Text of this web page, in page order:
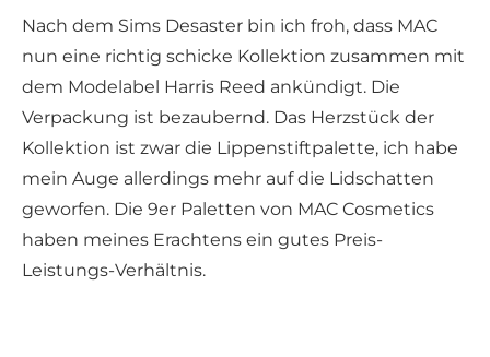
Nach dem Sims Desaster bin ich froh, dass MAC
nun eine richtig schicke Kollektion zusammen mit
dem Modelabel Harris Reed ankündigt. Die
Verpackung ist bezaubernd. Das Herzstück der
Kollektion ist zwar die Lippenstiftpalette, ich habe
mein Auge allerdings mehr auf die Lidschatten
geworfen. Die 9er Paletten von MAC Cosmetics
haben meines Erachtens ein gutes Preis-
Leistungs-Verhältnis.